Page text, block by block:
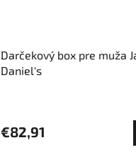
Darčekový box pre muža
Daniel's
€82,91